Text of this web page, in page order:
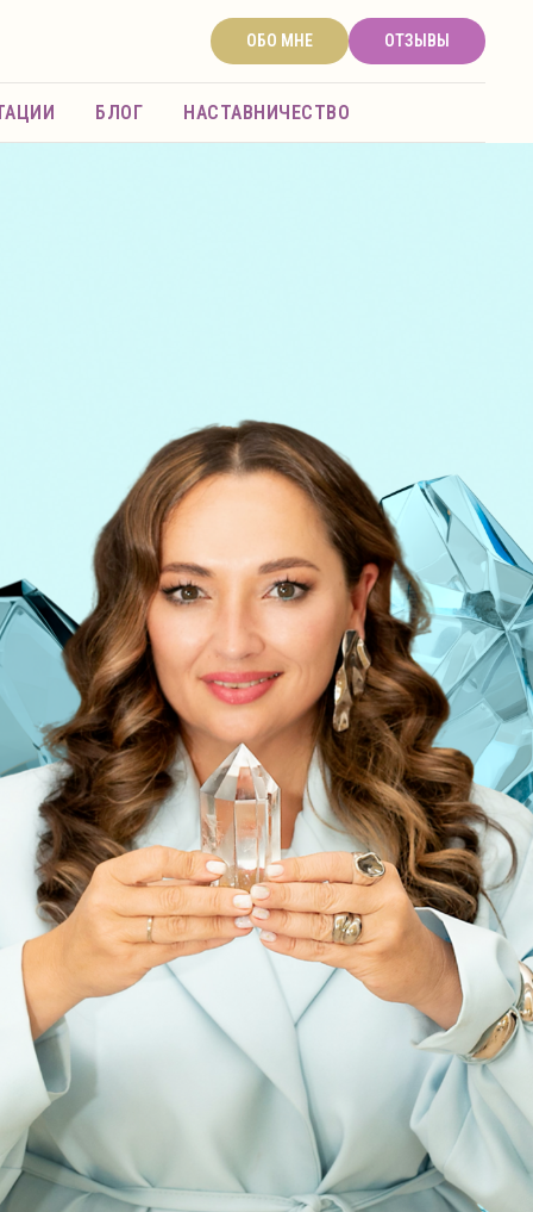
ОБО МНЕ ОТЗЫВЫ
БЛОГ НАСТАВНИЧЕСТВО